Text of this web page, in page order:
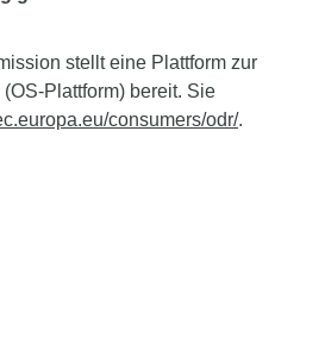
stellt eine Plattform zur
Plattform) bereit. Sie
consumers/odr/.